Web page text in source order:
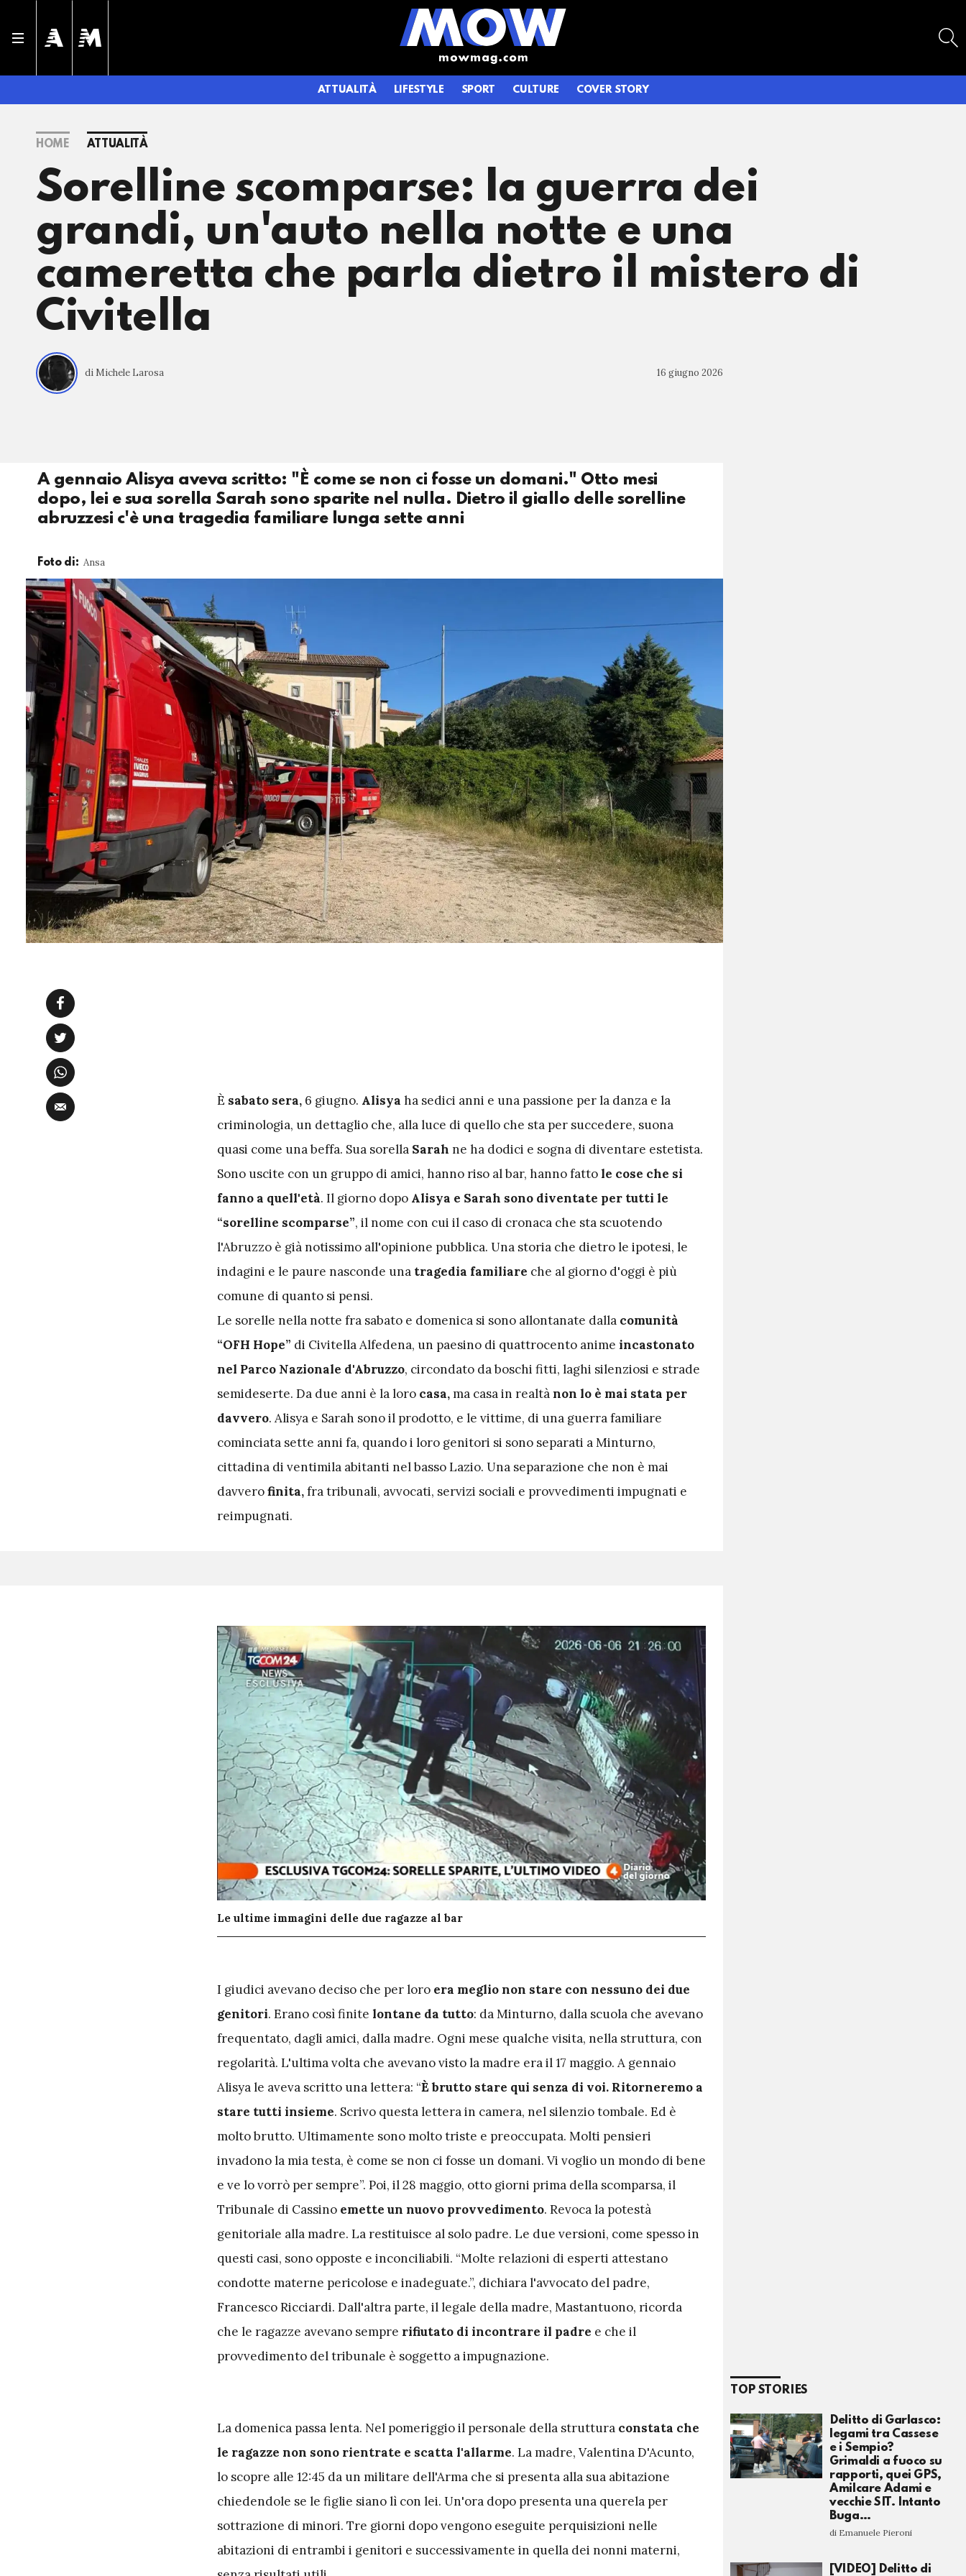
ATTUALITÀ LIFESTYLE SPORT CULTURE COVER STORY
HOME ATTUALITÀ
Sorelline scomparse: la guerra dei
grandi, un'auto nella notte e una
cameretta che parla dietro il mistero di
Civitella
di Michele Larosa 16 giugno 2026
A gennaio Alisya aveva scritto: "È come se non ci fosse un domani." Otto mesi
dopo, lei e sua sorella Sarah sono sparite nel nulla. Dietro il giallo delle sorelline
abruzzesi c'è una tragedia familiare lunga sette anni
Foto di: Ansa
È sabato sera, 6 giugno. Alisya ha sedici anni e una passione per la danza e la
criminologia, un dettaglio che, alla luce di quello che sta per succedere, suona
quasi come una beffa. Sua sorella Sarah ne ha dodici e sogna di diventare estetista.
Sono uscite con un gruppo di amici, hanno riso al bar, hanno fattole cose che si
fanno a quell'età. Il giorno dopo Alisya e Sarah sono diventate per tutti le
“sorelline scomparse”, il nome con cui il caso di cronaca che sta scuotendo
l'Abruzzo è già notissimo all'opinione pubblica. Una storia che dietro le ipotesi, le
indagini e le paure nasconde una tragedia familiare che al giorno d'oggi è più
comune di quanto si pensi.
Le sorelle nella notte fra sabato e domenica si sono allontanate dalla comunità
“OFH Hope” di Civitella Alfedena, un paesino di quattrocento anime incastonato
nel Parco Nazionale d'Abruzzo, circondato da boschi fitti, laghi silenziosi e strade
semideserte. Da due anni è la loro casa,ma casa in realtànon lo è mai stata per
davvero. Alisya e Sarah sono il prodotto, e le vittime, di una guerra familiare
cominciata sette anni fa, quando i loro genitori si sono separati a Minturno,
cittadina di ventimila abitanti nel basso Lazio. Una separazione che non è mai
davverofinita,fra tribunali, avvocati, servizi sociali e provvedimenti impugnati e
reimpugnati.
Le ultime immagini delle due ragazze al bar
I giudici avevano deciso che per loro era meglio non stare con nessuno dei due
genitori. Erano così finite lontane da tutto: da Minturno, dalla scuola che avevano
frequentato, dagli amici, dalla madre. Ogni mese qualche visita, nella struttura, con
regolarità. L'ultima volta che avevano visto la madre era il 17 maggio. A gennaio
Alisya le aveva scritto una lettera: “È brutto stare qui senza di voi. Ritorneremo a
stare tutti insieme. Scrivo questa lettera in camera, nel silenzio tombale. Ed è
molto brutto. Ultimamente sono molto triste e preoccupata. Molti pensieri
invadono la mia testa, è come se non ci fosse un domani. Vi voglio un mondo di bene
e ve lo vorrò per sempre”. Poi, il 28 maggio, otto giorni prima della scomparsa, il
Tribunale di Cassino emette un nuovo provvedimento. Revoca la potestà
genitoriale alla madre. La restituisce al solo padre. Le due versioni, come spesso in
questi casi, sono opposte e inconciliabili. “Molte relazioni di esperti attestano
condotte materne pericolose e inadeguate.”, dichiara l'avvocato del padre,
Francesco Ricciardi. Dall'altra parte, il legale della madre, Mastantuono, ricorda
che le ragazze avevano sempre rifiutato di incontrare il padre e che il
provvedimento del tribunale è soggetto a impugnazione.
La domenica passa lenta. Nel pomeriggio il personale della struttura constata che
le ragazze non sono rientrate e scatta l'allarme. La madre, Valentina D'Acunto,
lo scopre alle 12:45 da un militare dell'Arma che si presenta alla sua abitazione
chiedendole se le figlie siano lì con lei. Un'ora dopo presenta una querela per
sottrazione di minori. Tre giorni dopo vengono eseguite perquisizioni nelle
abitazioni di entrambi i genitori e successivamente in quella dei nonni materni,
TOP STORIES
Delitto di Garlasco:
legami tra Cassese
e i Sempio?
Grimaldi a fuoco su
rapporti, quei GPS,
Amilcare Adami e
vecchie SIT. Intanto
Buga…
di Emanuele Pieroni
[VIDEO] Delitto di